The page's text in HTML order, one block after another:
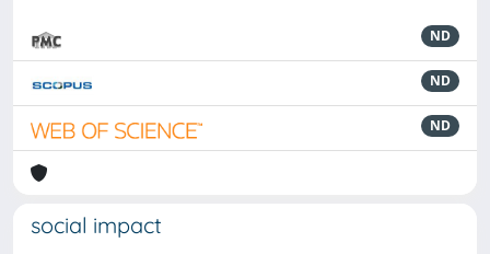
ND
ND
ND
social impact